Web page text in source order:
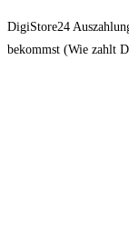
DigiStore24
bekommst (Wie zahlt